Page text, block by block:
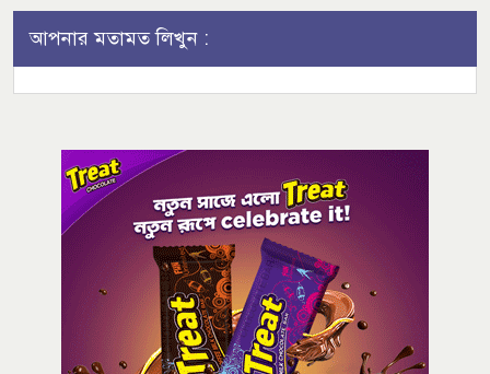
আপনার মতামত লিখুন :